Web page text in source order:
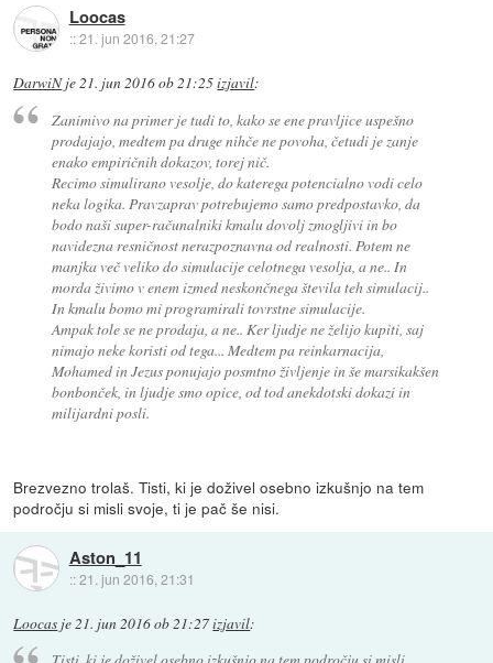
Loocas
::21. jun 2016, 21:27
DarwiNje21. jun 2016 ob 21:25izjavil:
Zanimivo na primer je tudi to, kako se ene pravljice uspešno
prodajajo, medtem pa druge nihče ne povoha, četudi je zanje
enako empiričnih dokazov, torej nič.
Recimo simulirano vesolje, do katerega potencialno vodi celo
neka logika. Pravzaprav potrebujemo samo predpostavko, da
bodo naši super-računalniki kmalu dovolj zmogljivi in bo
navidezna resničnost nerazpoznavna od realnosti. Potem ne
manjka več veliko do simulacije celotnega vesolja, a ne.. In
morda živimo v enem izmed neskončnega števila teh simulacij..
In kmalu bomo mi programirali tovrstne simulacije.
Ampak tole se ne prodaja, a ne.. Ker ljudje ne želijo kupiti, saj
nimajo neke koristi od tega... Medtem pa reinkarnacija,
Mohamed in Jezus ponujajo posmtno življenje in še marsikakšen
bonbonček, in ljudje smo opice, od tod anekdotski dokazi in
milijardni posli.
Brezvezno trolaš. Tisti, ki je doživel osebno izkušnjo na tem
področju si misli svoje, ti je pač še nisi.
Aston_11
::21. jun 2016, 21:31
Loocas je21. jun 2016 ob 21:27izjavil: